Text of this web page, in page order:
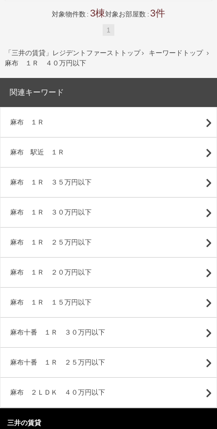
対象物件数 3 対象お部屋数 3
1
「三井の賃貸」レジデントファーストトップ  キーワードトップ 
麻布 １Ｒ ４０万円以下
関連キーワード
麻布 １Ｒ
麻布 駅近 １Ｒ
麻布 １Ｒ ３５万円以下
麻布 １Ｒ ３０万円以下
麻布 １Ｒ ２５万円以下
麻布 １Ｒ ２０万円以下
麻布 １Ｒ １５万円以下
麻布十番 １Ｒ ３０万円以下
麻布十番 １Ｒ ２５万円以下
麻布 ２ＬＤＫ ４０万円以下
三井の賃貸